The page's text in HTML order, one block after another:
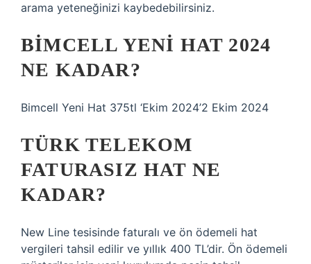
arama yeteneğinizi kaybedebilirsiniz.
BIMCELL YENI HAT 2024
NE KADAR?
Bimcell Yeni Hat 375tl ‘Ekim 2024’2 Ekim 2024
TÜRK TELEKOM
FATURASIZ HAT NE
KADAR?
New Line tesisinde faturalı ve ön ödemeli hat
vergileri tahsil edilir ve yıllık 400 TL’dir. Ön ödemeli